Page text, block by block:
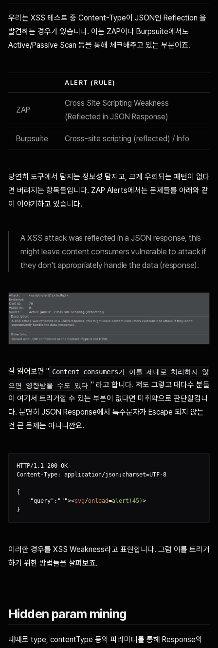
우리는 XSS 테스트 중 Content-Type이 JSON인 Reflection 을
발견하는 경우가 있습니다. 이는 ZAP이나 Burpsuite에서도
Active/Passive Scan 등을 통해 체크해주고 있는 부분이죠.
ALERT (RULE)
ZAP
Cross Site Scripting Weakness
(Reflected in JSON Response)
Burpsuite Cross-site scripting (reflected) / Info
당연히 도구에서 탐지는 정보성 탐지고, 크게 우회되는 패턴이 없다
면 버려지는 항목들입니다. ZAP Alerts에서는 문제들를 아래와 같
이 이야기하고 있습니다.
A XSS attack was reflected in a JSON response, this
might leave content consumers vulnerable to attack if
they don't appropriately handle the data (response).
잘 읽어보면 " Content consumers가 이를 제대로 처리하지 않
으면 영향받을 수도 있다 " 라고 합니다. 저도 그렇고 대다수 분들
이 여기서 트리거할 수 있는 부분이 없다면 미취약으로 판단할겁니
다. 분명히 JSON Response에서 특수문자가 Escape 되지 않는
건 큰 문제는 아니니깐요.
HTTP/1.1 200 OK
Content-Type: application/json;charset=UTF-8
{
    "query":""">
<svg/onload=alert(45)>
이러한 경우를 XSS Weakness라고 표현합니다. 그럼 이를 트리거
하기 위한 방법들을 살펴보죠.
Hidden param mining
때때로 type, contentType 등의 파라미터를 통해 Response의